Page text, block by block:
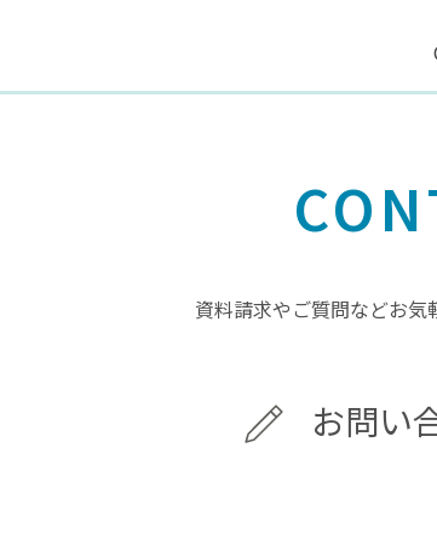
資料請求やご質問などお気
お問い